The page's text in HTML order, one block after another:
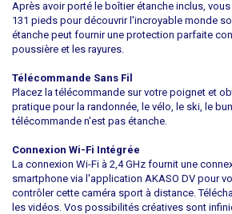
Après avoir porté le boîtier étanche inclus,
131 pieds pour découvrir l'incroyable monde
étanche peut fournir une protection parfaite
poussière et les rayures.
Télécommande Sans Fil
Placez la télécommande sur votre poignet et
pratique pour la randonnée, le vélo, le ski, le
télécommande n'est pas étanche.
Connexion Wi-Fi Intégrée
La connexion Wi-Fi à 2,4 GHz fournit une
smartphone via l'application AKASO DV pour
contrôler cette caméra sport à distance.
les vidéos. Vos possibilités créatives sont